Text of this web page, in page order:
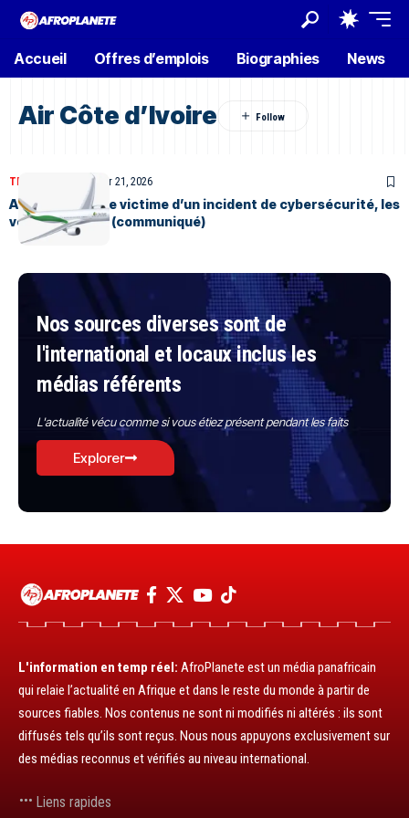
Accueil Offres d’emplois Biographies News
Air Côte d’Ivoire
TECHNOLOGIE Février 21, 2026
Air Côte d’Ivoire victime d’un incident de cybersécurité, les
vols maintenus (communiqué)
Nos sources diverses sont de
l'international et locaux inclus les
médias référents
L'actualité vécu comme si vous étiez présent pendant les faits
Explorer
L'information en temp réel: AfroPlanete est un média panafricain
qui relaie l’actualité en Afrique et dans le reste du monde à partir de
sources fiables. Nos contenus ne sont ni modifiés ni altérés : ils sont
diffusés tels qu’ils sont reçus. Nous nous appuyons exclusivement sur
des médias reconnus et vérifiés au niveau international.
Liens rapides